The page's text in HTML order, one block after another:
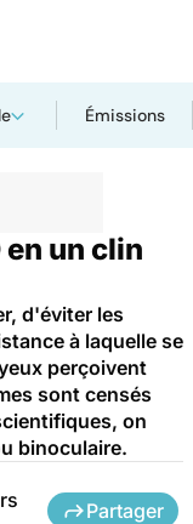
Émissions
un clin
d'éviter les
à laquelle se
perçoivent
sont censés
on
binoculaire.
Partager